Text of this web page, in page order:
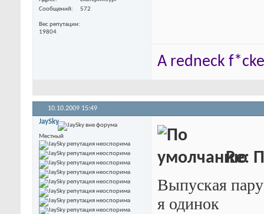
Сообщений
572
Вес репутации
19804
A redneck
10.10.2009 15:49
JaySky
Местный
Re:
Выпуская
я одинок